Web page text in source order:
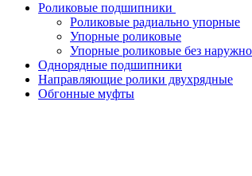
Роликовые подшипники
Роликовые радиально упорные
Упорные роликовые
Упорные роликовые без
Однорядные подшипники
Направляющие ролики двухрядные
Обгонные муфты